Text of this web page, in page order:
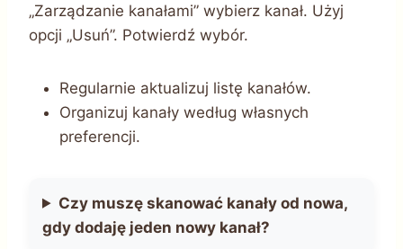
„Zarządzanie kanałami” wybierz kanał. Użyj
opcji „Usuń”. Potwierdź wybór.
Regularnie aktualizuj listę kanałów.
Organizuj kanały według własnych
preferencji.
Czy muszę skanować kanały od nowa,
gdy dodaję jeden nowy kanał?